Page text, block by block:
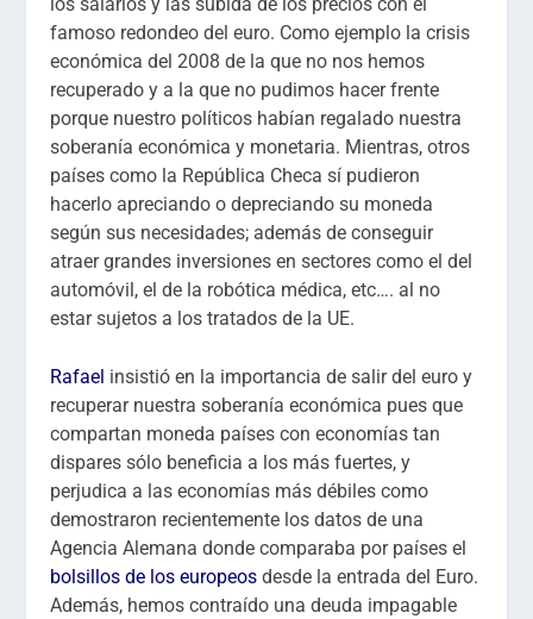
famoso redondeo del euro. Como ejemplo la crisis
económica del 2008 de la que no nos hemos
recuperado y a la que no pudimos hacer frente
porque nuestro políticos habían regalado nuestra
soberanía económica y monetaria. Mientras, otros
países como la República Checa sí pudieron
hacerlo apreciando o depreciando su moneda
según sus necesidades; además de conseguir
atraer grandes inversiones en sectores como el del
automóvil, el de la robótica médica, etc…. al no
estar sujetos a los tratados de la UE.
Rafael insistió en la importancia de salir del euro y
recuperar nuestra soberanía económica pues que
compartan moneda países con economías tan
dispares sólo beneficia a los más fuertes, y
perjudica a las economías más débiles como
demostraron recientemente los datos de una
Agencia Alemana donde comparaba por países el
bolsillos de los europeos desde la entrada del Euro.
Además, hemos contraído una deuda impagable